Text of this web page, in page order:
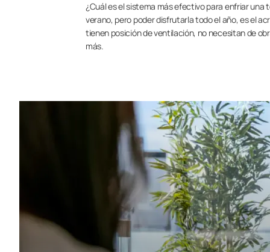
¿Cuál es el sistema más efectivo para enfriar
verano, pero poder disfrutarla todo el año, es el
tienen posición de ventilación, no necesitan de
más.